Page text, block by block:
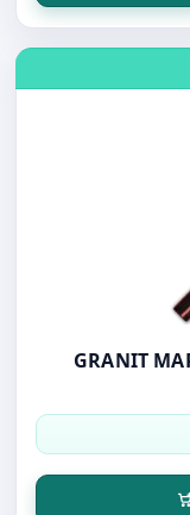
Otwórz produkt:
GRANIT